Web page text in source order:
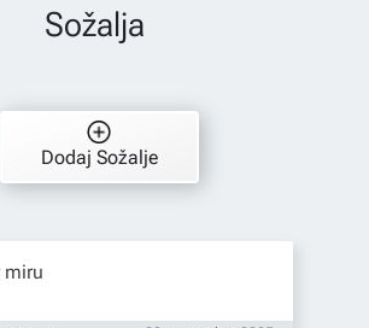
Sožalja
Dodaj Sožalje
miru